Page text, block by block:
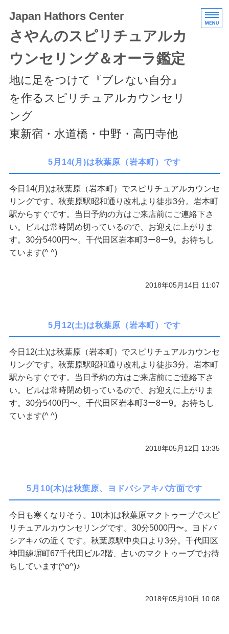
Japan Hathors Center
さやんのスピリチュアルカ
ウンセリング＆オーラ鑑定
地に足をつけて『ブレない自分』
を作るスピリチュアルカウンセリ
ング
東新宿・水道橋・中野・高円寺他
エキスパートクラス
スケジュール/アクセス
5月14(月)は秋葉原（岩本町）です
今日14(月)は秋葉原（岩本町）でスピリチュアルカウンセ
リングです。秋葉原駅昭和通り改札より徒歩3分。岩本町
駅からすぐです。当日予約の方はご来店前にご連絡下さ
い。ビルは常時閉め切っているので、お迎えに上がりま
す。30分5400円〜。千代田区岩本町3ー8ー9。お待ちし
ています(^ ^)
2018年05月14日 11:07
5月12(土)は秋葉原（岩本町）です
今日12(土)は秋葉原（岩本町）でスピリチュアルカウンセ
リングです。秋葉原駅昭和通り改札より徒歩3分。岩本町
駅からすぐです。当日予約の方はご来店前にご連絡下さ
い。ビルは常時閉め切っているので、お迎えに上がりま
す。30分5400円〜。千代田区岩本町3ー8ー9。お待ちし
ています(^ ^)
2018年05月12日 13:35
5月10(木)は秋葉原、ヨドバシアキバ方面です
今日も寒くなりそう。10(木)は秋葉原マクトゥーブでスピ
リチュアルカウンセリングです。30分5000円〜。ヨドバ
シアキバの近くです。秋葉原駅中央口より3分。千代田区
神田練塀町67千代田ビル2階、占いのマクトゥーブでお待
ちしています(^o^)♪
2018年05月10日 10:08